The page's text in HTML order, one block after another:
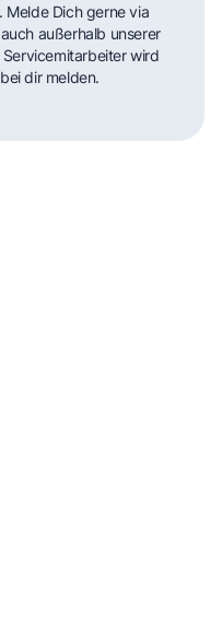
Melde Dich gerne via
außerhalb unserer
wird
dir melden.